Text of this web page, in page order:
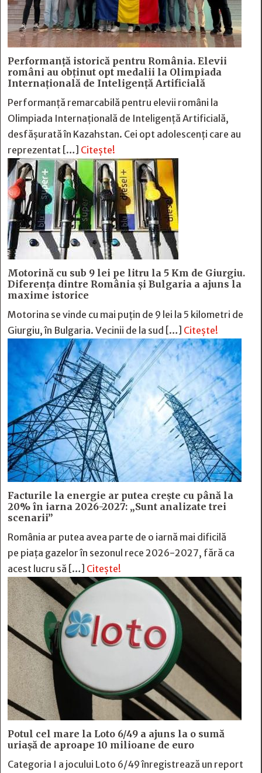
Performanță istorică pentru România. Elevii
români au obținut opt medalii la Olimpiada
Internațională de Inteligență Artificială
Performanță remarcabilă pentru elevii români la
Olimpiada Internațională de Inteligență Artificială,
desfășurată în Kazahstan. Cei opt adolescenți care au
reprezentat […] Citește!
Motorină cu sub 9 lei pe litru la 5 Km de Giurgiu.
Diferența dintre România și Bulgaria a ajuns la
maxime istorice
Motorina se vinde cu mai puțin de 9 lei la 5 kilometri de
Giurgiu, în Bulgaria. Vecinii de la sud […] Citește!
Facturile la energie ar putea crește cu până la
20% în iarna 2026-2027: „Sunt analizate trei
scenarii”
România ar putea avea parte de o iarnă mai dificilă
pe piața gazelor în sezonul rece 2026-2027, fără ca
acest lucru să […] Citește!
Potul cel mare la Loto 6/49 a ajuns la o sumă
uriașă de aproape 10 milioane de euro
Categoria I a jocului Loto 6/49 înregistrează un report